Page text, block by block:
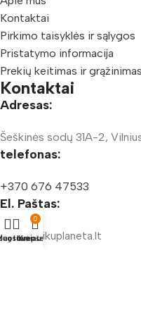
Kontaktai
Pirkimo taisyklės ir sąlygos
Pristatymo informacija
Prekių keitimas ir grąžinimas
Kontaktai
Adresas:
Šeškinės sodų 31A-2,
telefonas:
+370 676 47533
El. Paštas:
info@vaikuplaneta.lt
0
Krepšelis